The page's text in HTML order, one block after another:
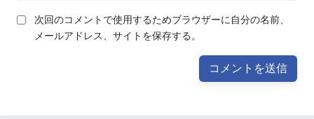
次回のコメントで使用するためブラウザーに自分の名前、
メールアドレス、サイトを保存する。